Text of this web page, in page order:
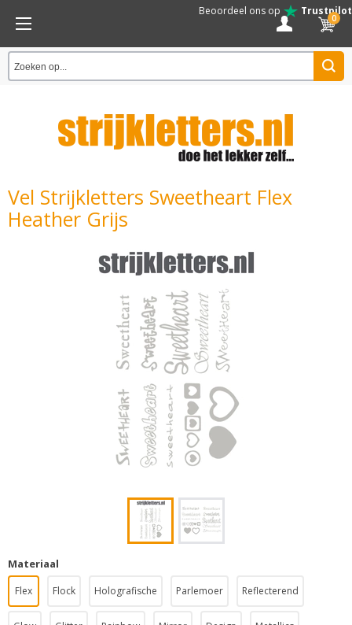
Beoordeel ons op Trustpilot
0
Vel Strijkletters Sweetheart Flex
Heather Grijs
Materiaal
Flex Flock Holografische Parlemoer Reflecterend